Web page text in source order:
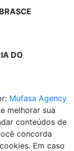
DO
Mufasa Agency
melhorar sua
conteúdos de
concorda
Em caso